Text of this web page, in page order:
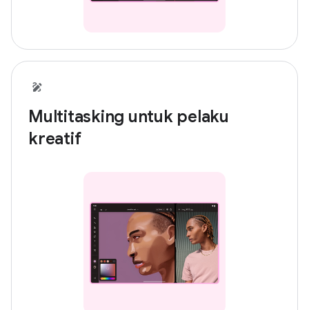
Multitasking untuk pelaku
kreatif